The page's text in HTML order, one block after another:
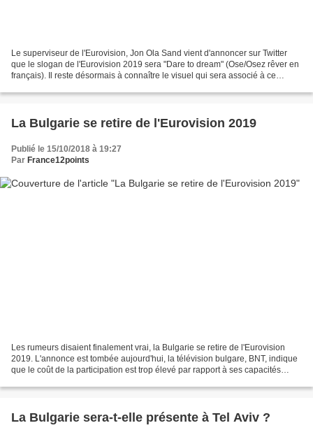
Le superviseur de l'Eurovision, Jon Ola Sand vient d'annoncer sur Twitter
que le slogan de l'Eurovision 2019 sera "Dare to dream" (Ose/Osez rêver en
français). Il reste désormais à connaître le visuel qui sera associé à ce
La Bulgarie se retire de l'Eurovision 2019
Publié le 15/10/2018 à 19:27
Par France12points
Les rumeurs disaient finalement vrai, la Bulgarie se retire de l'Eurovision
2019. L'annonce est tombée aujourd'hui, la télévision bulgare, BNT, indique
que le coût de la participation est trop élevé par rapport à ses capacités
La Bulgarie sera-t-elle présente à Tel Aviv ?